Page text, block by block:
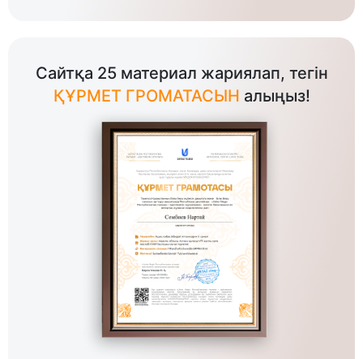
Сайтқа 25 материал жариялап, тегін
ҚҰРМЕТ ГРОМАТАСЫН алыңыз!